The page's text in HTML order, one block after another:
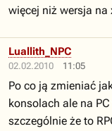
więcej niż wersja na
02.02.2010 11:05
Luallith_NPC
Po co ją zmieniać
konsolach ale na
szczególnie że to